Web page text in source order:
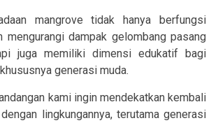
mangrove tidak hanya berfungsi
mengurangi dampak gelombang pasang
juga memiliki dimensi edukatif bagi
generasi muda.
kami ingin mendekatkan kembali
lingkungannya, terutama generasi